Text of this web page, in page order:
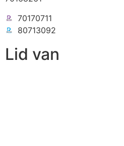
70170711
80713092
Lid van